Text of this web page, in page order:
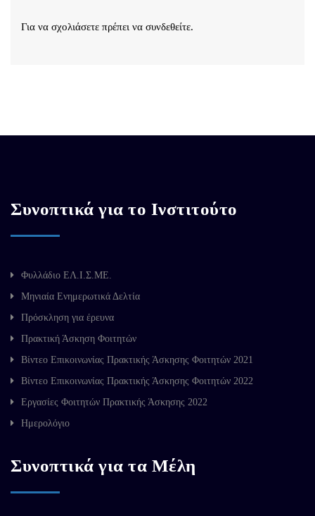
Για να σχολιάσετε πρέπει να συνδεθείτε.
Συνοπτικά για το Ινστιτούτο
Φυλλάδιο ΕΛ.Ι.Σ.ΜΕ.
Μηνιαία Ενημερωτικά Δελτία
Πρόσκληση για έρευνα
Πρακτική Άσκηση Φοιτητών
Βίντεο Επικοινωνίας Πρακτικής Άσκησης Φοιτητών 2021
Βίντεο Επικοινωνίας Πρακτικής Άσκησης Φοιτητών 2022
Εργασίες Φοιτητών Πρακτικής Άσκησης 2022
Ημερολόγιο
Συνοπτικά για τα Μέλη